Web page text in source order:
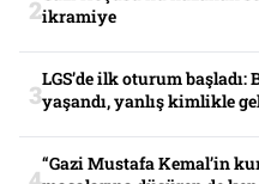
ikramiye
LGS’de ilk oturum
yaşandı, yanlış kimlikle
“Gazi Mustafa Kemal’in